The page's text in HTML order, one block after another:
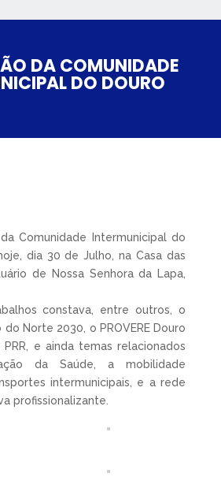
DA COMUNIDADE
DO DOURO
Comunidade Intermunicipal do
dia 30 de Julho, na Casa das
de Nossa Senhora da Lapa,
constava, entre outros, o
Norte 2030, o PROVERE Douro
e ainda temas relacionados
da Saúde, a mobilidade
intermunicipais, e a rede
profissionalizante.